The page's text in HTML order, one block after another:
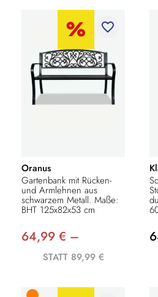
favorite_border
Oranus
Gartenbank mit Rücken-
und Armlehnen aus
schwarzem Metall. Maße:
BHT 125x82x53 cm
64,99 € –
STATT 89,99 €